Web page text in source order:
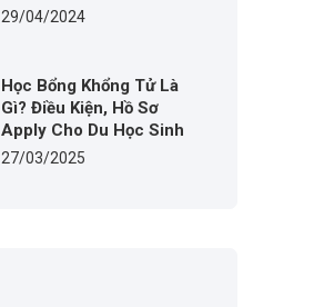
29/04/2024
Học Bổng Khổng Tử Là
Gì? Điều Kiện, Hồ Sơ
Apply Cho Du Học Sinh
27/03/2025